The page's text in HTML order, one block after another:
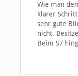
Wie man
klarer
sehr gute
nicht.
Beim S7